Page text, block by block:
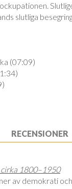
slutliga
(07:09)
1800–1950
av demokrati
RECENSIONER